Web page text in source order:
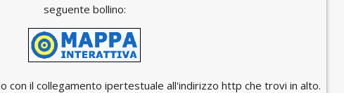
seguente bollino:
con il collegamento ipertestuale all'indirizzo http che trovi in alto.